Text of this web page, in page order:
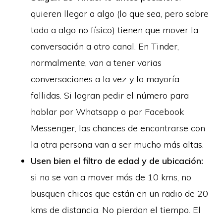
quieren llegar a algo (lo que sea, pero sobre
todo a algo no físico) tienen que mover la
conversación a otro canal. En Tinder,
normalmente, van a tener varias
conversaciones a la vez y la mayoría
fallidas. Si logran pedir el número para
hablar por Whatsapp o por Facebook
Messenger, las chances de encontrarse con
la otra persona van a ser mucho más altas.
Usen bien el filtro de edad y de ubicación:
si no se van a mover más de 10 kms, no
busquen chicas que están en un radio de 20
kms de distancia. No pierdan el tiempo. El